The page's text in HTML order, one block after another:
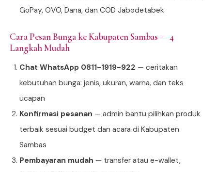
GoPay, OVO, Dana, dan COD Jabodetabek
Cara Pesan Bunga ke Kabupaten Sambas — 4
Langkah Mudah
Chat WhatsApp 0811-1919-922 — ceritakan
kebutuhan bunga: jenis, ukuran, warna, dan teks
ucapan
Konfirmasi pesanan — admin bantu pilihkan produk
terbaik sesuai budget dan acara di Kabupaten
Sambas
Pembayaran mudah — transfer atau e-wallet,